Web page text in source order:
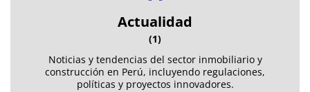
Actualidad
(1)
Noticias y tendencias del sector inmobiliario y
construcción en Perú, incluyendo regulaciones,
políticas y proyectos innovadores.